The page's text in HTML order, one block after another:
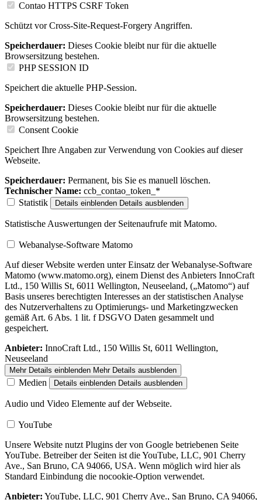
Contao HTTPS CSRF Token
Schützt vor Cross-Site-Request-Forgery Angriffen.
Speicherdauer: Dieses Cookie bleibt nur für die aktuelle
Browsersitzung bestehen.
PHP SESSION ID
Speichert die aktuelle PHP-Session.
Speicherdauer: Dieses Cookie bleibt nur für die aktuelle
Browsersitzung bestehen.
Consent Cookie
Speichert Ihre Angaben zur Verwendung von Cookies auf dieser
Webseite.
Speicherdauer: Permanent, bis Sie es manuell löschen.
Technischer Name: ccb_contao_token_*
Statistik
Details einblenden Details ausblenden
Statistische Auswertungen der Seitenaufrufe mit Matomo.
Webanalyse-Software Matomo
Auf dieser Website werden unter Einsatz der Webanalyse-Software
Matomo (www.matomo.org), einem Dienst des Anbieters InnoCraft
Ltd., 150 Willis St, 6011 Wellington, Neuseeland, („Matomo“) auf
Basis unseres berechtigten Interesses an der statistischen Analyse
des Nutzerverhaltens zu Optimierungs- und Marketingzwecken
gemäß Art. 6 Abs. 1 lit. f DSGVO Daten gesammelt und
gespeichert.
Anbieter: InnoCraft Ltd., 150 Willis St, 6011 Wellington,
Neuseeland
Mehr Details einblenden Mehr Details ausblenden
Medien Details einblenden Details ausblenden
Audio und Video Elemente auf der Webseite.
YouTube
Unsere Website nutzt Plugins der von Google betriebenen Seite
YouTube. Betreiber der Seiten ist die YouTube, LLC, 901 Cherry
Ave., San Bruno, CA 94066, USA. Wenn möglich wird hier als
Standard Einbindung die nocookie-Option verwendet.
Anbieter: YouTube, LLC, 901 Cherry Ave., San Bruno, CA 94066,